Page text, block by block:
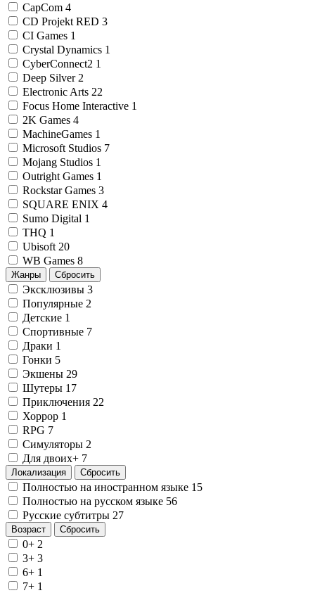
CapCom 4
CD Projekt RED 3
CI Games 1
Crystal Dynamics 1
CyberConnect2 1
Deep Silver 2
Electronic Arts 22
Focus Home Interactive 1
2K Games 4
MachineGames 1
Microsoft Studios 7
Mojang Studios 1
Outright Games 1
Rockstar Games 3
SQUARE ENIX 4
Sumo Digital 1
THQ 1
Ubisoft 20
WB Games 8
Жанры Сбросить
Эксклюзивы 3
Популярные 2
Детские 1
Спортивные 7
Драки 1
Гонки 5
Экшены 29
Шутеры 17
Приключения 22
Хоррор 1
RPG 7
Симуляторы 2
Для двоих+ 7
Локализация Сбросить
Полностью на иностранном языке 15
Полностью на русском языке 56
Русские субтитры 27
Возраст Сбросить
0+ 2
3+ 3
6+ 1
7+ 1